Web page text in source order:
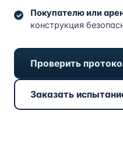
Покупателю или
конструкция
Проверить
Заказать